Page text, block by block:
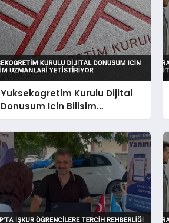
Yuksekogretim Kurulu Dijital
Donusum Icin Bilisim
Uzmanlari Yetistiriyor